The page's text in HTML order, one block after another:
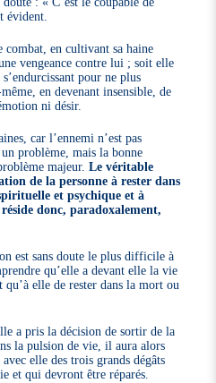
évident.
en cultivant sa haine
vengeance contre lui ; soit elle
pour ne plus
en devenant insensible, de
ni désir.
car l’ennemi n’est pas
problème, mais la bonne
majeur.Le véritable
de la personne à rester dans
et psychique et à
donc, paradoxalement,
est sans doute le plus difficile à
qu’elle a devant elle la vie
elle de rester dans la mort ou
a pris la décision de sortir de la
la pulsion de vie, il aura alors
elle des trois grands dégâts
et qui devront être réparés.